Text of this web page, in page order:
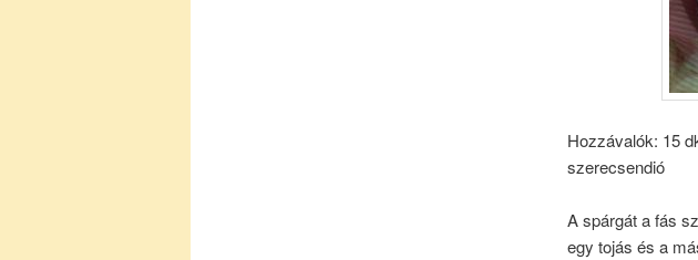
Hozzávalók: 15
szerecsendió
A spárgát a fás
egy tojás és a